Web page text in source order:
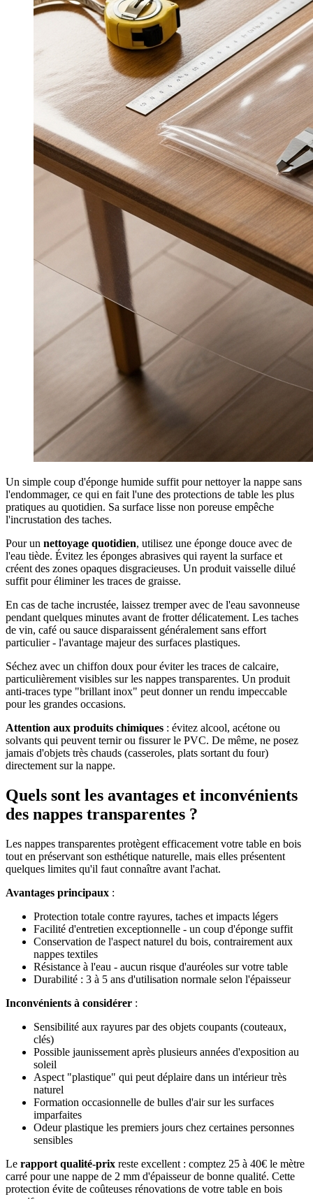
Un simple coup d'éponge humide suffit pour nettoyer la nappe sans
l'endommager, ce qui en fait l'une des protections de table les plus
pratiques au quotidien. Sa surface lisse non poreuse empêche
l'incrustation des taches.
Pour un nettoyage quotidien, utilisez une éponge douce avec de
l'eau tiède. Évitez les éponges abrasives qui rayent la surface et
créent des zones opaques disgracieuses. Un produit vaisselle dilué
suffit pour éliminer les traces de graisse.
En cas de tache incrustée, laissez tremper avec de l'eau savonneuse
pendant quelques minutes avant de frotter délicatement. Les taches
de vin, café ou sauce disparaissent généralement sans effort
particulier - l'avantage majeur des surfaces plastiques.
Séchez avec un chiffon doux pour éviter les traces de calcaire,
particulièrement visibles sur les nappes transparentes. Un produit
anti-traces type "brillant inox" peut donner un rendu impeccable
pour les grandes occasions.
Attention aux produits chimiques : évitez alcool, acétone ou
solvants qui peuvent ternir ou fissurer le PVC. De même, ne posez
jamais d'objets très chauds (casseroles, plats sortant du four)
directement sur la nappe.
Quels sont les avantages et inconvénients
des nappes transparentes ?
Les nappes transparentes protègent efficacement votre table en bois
tout en préservant son esthétique naturelle, mais elles présentent
quelques limites qu'il faut connaître avant l'achat.
Avantages principaux :
Protection totale contre rayures, taches et impacts légers
Facilité d'entretien exceptionnelle - un coup d'éponge suffit
Conservation de l'aspect naturel du bois, contrairement aux
nappes textiles
Résistance à l'eau - aucun risque d'auréoles sur votre table
Durabilité : 3 à 5 ans d'utilisation normale selon l'épaisseur
Inconvénients à considérer :
Sensibilité aux rayures par des objets coupants (couteaux,
clés)
Possible jaunissement après plusieurs années d'exposition au
soleil
Aspect "plastique" qui peut déplaire dans un intérieur très
naturel
Formation occasionnelle de bulles d'air sur les surfaces
imparfaites
Odeur plastique les premiers jours chez certaines personnes
sensibles
Le rapport qualité-prix reste excellent : comptez 25 à 40€ le mètre
carré pour une nappe de 2 mm d'épaisseur de bonne qualité. Cette
protection évite de coûteuses rénovations de votre table en bois